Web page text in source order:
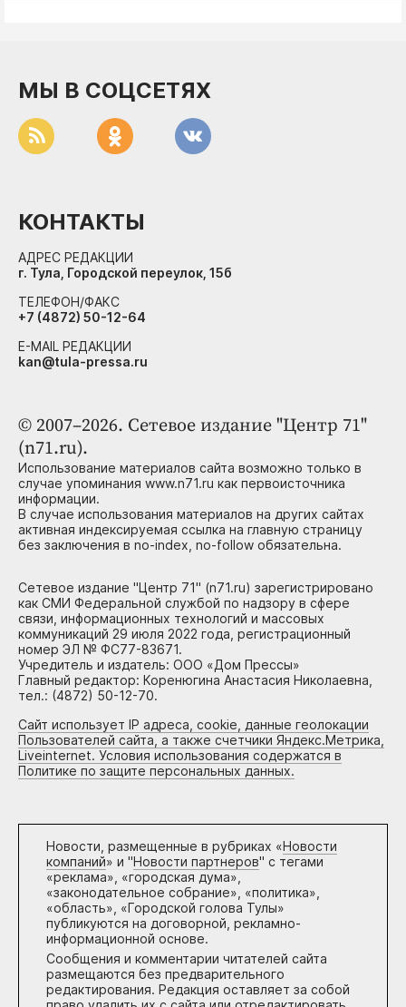
© 2007–2026. Сетевое издание "Центр 71"
(n71.ru).
Использование материалов сайта возможно только в
случае упоминания www.n71.ru как первоисточника
информации.
В случае использования материалов на других сайтах
активная индексируемая ссылка на главную страницу
без заключения в no-index, no-follow обязательна.
Сетевое издание "Центр 71" (n71.ru) зарегистрировано
как СМИ Федеральной службой по надзору в сфере
связи, информационных технологий и массовых
коммуникаций 29 июля 2022 года, регистрационный
номер ЭЛ № ФС77-83671.
Учредитель и издатель: ООО «Дом Прессы»
Главный редактор: Коренюгина Анастасия Николаевна,
тел.: (4872) 50-12-70.
Сайт использует IP адреса, cookie, данные геолокации
Пользователей сайта, а также счетчики Яндекс.Метрика,
Liveinternet. Условия использования содержатся в
Политике по защите персональных данных.
Новости, размещенные в рубриках «Новости
компаний» и "Новости партнеров" с тегами
«реклама», «городская дума»,
«законодательное собрание», «политика»,
«область», «Городской голова Тулы»
публикуются на договорной, рекламно-
информационной основе.
Сообщения и комментарии читателей сайта
размещаются без предварительного
редактирования. Редакция оставляет за собой
МЫ В СОЦСЕТЯХ
КОНТАКТЫ
АДРЕС РЕДАКЦИИ
г. Тула, Городской переулок, 15б
ТЕЛЕФОН/ФАКС
+7 (4872) 50-12-64
E-MAIL РЕДАКЦИИ
kan@tula-pressa.ru